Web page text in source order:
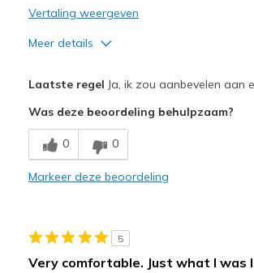
Vertaling weergeven
Meer details
Laatste regel Ja, ik zou aanbevelen aan
Was deze beoordeling behulpzaam?
0 0
Markeer deze beoordeling
5
Very comfortable. Just what I was